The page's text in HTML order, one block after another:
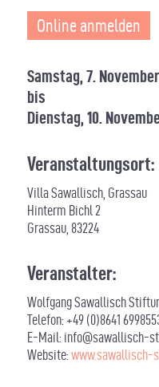
Online anmelden
Samstag, 7.
bis
Dienstag, 10.
Veranstaltungsort:
Villa Sawallisch, Grassau
Hinterm Bichl 2
Grassau, 83224
Veranstalter:
Wolfgang Sawallisch
Telefon:+49 (0)8641
E-Mail: info@sawallisch-
Website:www.sawallisch-